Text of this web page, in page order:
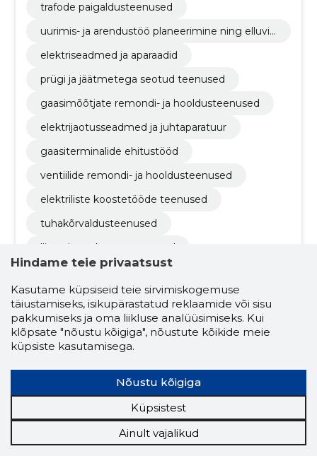
trafode paigaldusteenused
uurimis- ja arendustöö planeerimine ning elluvii
elektriseadmed ja aparaadid
prügi ja jäätmetega seotud teenused
gaasimõõtjate remondi- ja hooldusteenused
elektrijaotusseadmed ja juhtaparatuur
gaasiterminalide ehitustööd
ventiilide remondi- ja hooldusteenused
elektriliste koostetööde teenused
tuhakõrvaldusteenused
liivaprits-puhastusteenused
veetöötluskemikaalid
mõõteseadmete paigaldusteenused
arhitektuuri-, insener-tehnilise projekteerimise ja
maamõõtmisteenused
heitmekogumiskaevude või settekaevude tühj
endamisteenused
kompressorite remondi- ja hooldusteenused
elevaatorid ja konveierid
Hindame teie privaatsust
Kasutame küpsiseid teie sirvimiskogemuse
täiustamiseks, isikupärastatud reklaamide või sisu
pakkumiseks ja oma liikluse analüüsimiseks. Kui
klõpsate "nõustu kõigiga", nõustute kõikide meie
küpsiste kasutamisega.
Nõustu kõigiga
Küpsistest
Ainult vajalikud